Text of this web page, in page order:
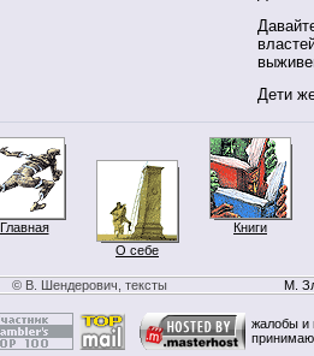
Дети
Главная
О себе
Книги
© В. Шендерович, тексты М.
жалобы и